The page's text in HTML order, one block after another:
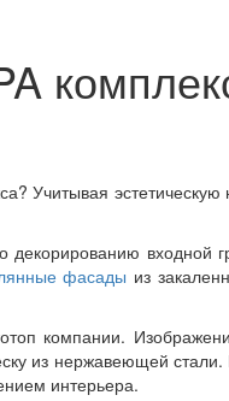
Учитывая
входной
фасады из
компании.
из нержавеющей
интерьера.